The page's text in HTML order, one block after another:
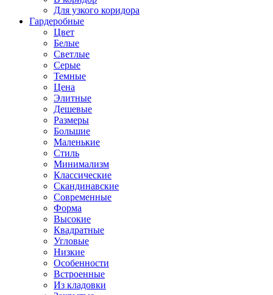
Для узкого коридора
Гардеробные
Цвет
Белые
Светлые
Серые
Темные
Цена
Элитные
Дешевые
Размеры
Большие
Маленькие
Стиль
Минимализм
Классические
Скандинавские
Современные
Форма
Высокие
Квадратные
Угловые
Низкие
Особенности
Встроенные
Из кладовки